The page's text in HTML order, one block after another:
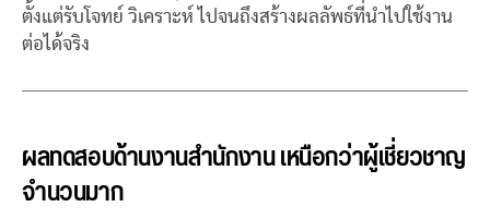
ตั้งแต่รับโจทย์ วิเคราะห์ ไปจนถึงสร้างผลลัพธ์ที่นำไปใช้งาน
ต่อได้จริง
ผลทดสอบด้านงานสำนักงาน เหนือกว่าผู้เชี่ยวชาญ
จำนวนมาก